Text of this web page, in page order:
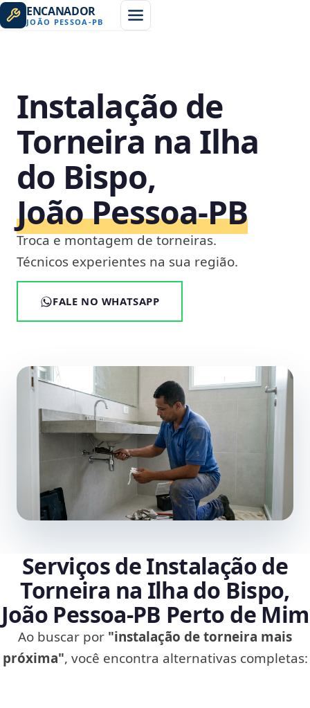
ENCANADOR
JOÃO PESSOA -PB
Instalação de
Torneira na Ilha
do Bispo,
João Pessoa‑PB
Troca e montagem de torneiras.
Técnicos experientes na sua região.
FALE NO WHATSAPP
Serviços de Instalação de
Torneira na Ilha do Bispo,
João Pessoa‑PB Perto de Mim
Ao buscar por "instalação de torneira mais
próxima", você encontra alternativas completas: